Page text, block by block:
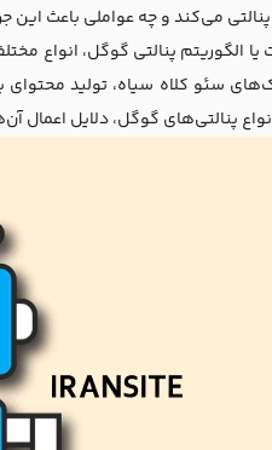
می‌کند و چه عواملی باعث این
یا الگوریتم پنالتی گوگل، انواع
سئو کلاه سیاه، تولید
پنالتی‌های گوگل، دلایل